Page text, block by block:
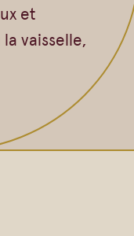
et
vaisselle,